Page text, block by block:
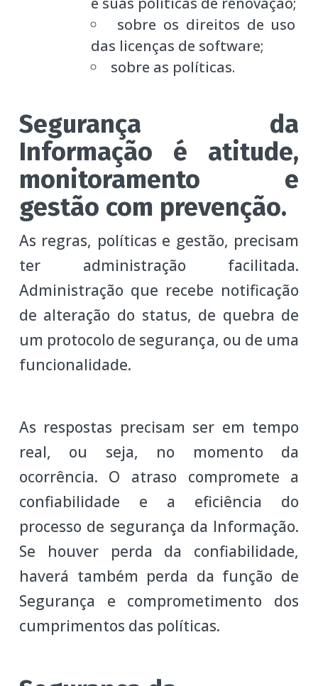
sobre os direitos de uso
das licenças de software;
sobre as políticas.
Segurança da
Informação é atitude,
monitoramento e
gestão com prevenção.
As regras, políticas e gestão, precisam
ter administração facilitada.
Administração que recebe notificação
de alteração do status, de quebra de
um protocolo de segurança, ou de uma
funcionalidade.
As respostas precisam ser em tempo
real, ou seja, no momento da
ocorrência. O atraso compromete a
confiabilidade e a eficiência do
processo de segurança da Informação.
Se houver perda da confiabilidade,
haverá também perda da função de
Segurança e comprometimento dos
cumprimentos das políticas.